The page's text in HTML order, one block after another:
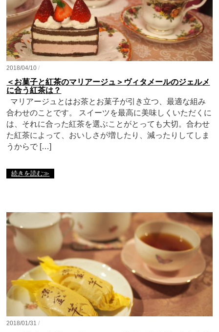
2018/04/10/
＜お菓子と紅茶のマリアージュ＞ヴィタメールのジェルメ
に合う紅茶は？
マリアージュとはお茶とお菓子が引き立つ、最適な組み
合わせのことです。 スイーツを最高に美味しくいただくに
は、それに合った紅茶を選ぶことがとっても大切。合わせ
た紅茶によって、おいしさが増したり、減ったりしてしま
うからで […]
続きを読む≫
2018/01/31/